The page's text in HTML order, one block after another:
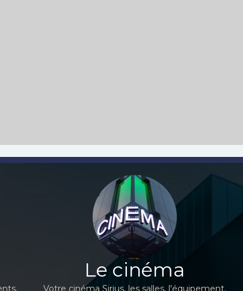
Le cinéma
Votre cinéma Sirius, les salles, l'équipement,